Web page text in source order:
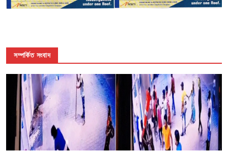
সম্পর্কিত সংবাদ